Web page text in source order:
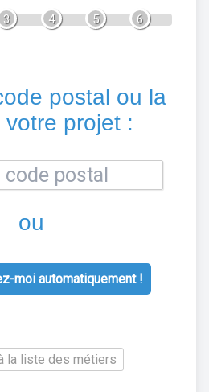
3 4 5 6
postal ou la
projet :
ou
moi automatiquement !
la liste des métiers